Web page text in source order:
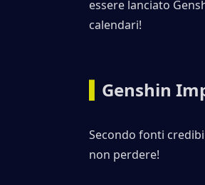
essere lanciato
calendari!
Genshin
Secondo fonti
non perdere!